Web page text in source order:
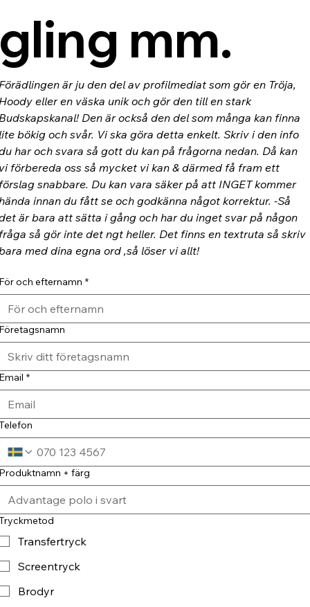
mm.
är ju den del av profilmediat som gör en Tröja,
eller en väska unik och gör den till en stark
Den är också den del som många kan finna
bökig och svår. Vi ska göra detta enkelt. Skriv i den info
har och svara så gott du kan på frågorna nedan. Då kan
förbereda oss så mycket vi kan & därmed få fram ett
snabbare. Du kan vara säker på att INGET kommer
innan du fått se och godkänna något korrektur. -Så
är bara att sätta i gång och har du inget svar på någon
så gör inte det ngt heller. Det finns en textruta så skriv
med dina egna ord ,så löser vi allt!
och efternamn *
*
+ färg
Transfertryck
Screentryck
Brodyr